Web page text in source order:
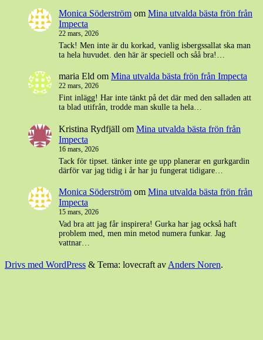
Monica Söderström om Mina utvalda bästa frön från
Impecta
22 mars, 2026
Tack! Men inte är du korkad, vanlig isbergssallat ska man
ta hela huvudet. den här är speciell och såå bra!…
maria Eld om Mina utvalda bästa frön från Impecta
22 mars, 2026
Fint inlägg! Har inte tänkt på det där med den salladen att
ta blad utifrån, trodde man skulle ta hela…
Kristina Rydfjäll om Mina utvalda bästa frön från
Impecta
16 mars, 2026
Tack för tipset. tänker inte ge upp planerar en gurkgardin
därför var jag tidig i år har ju fungerat tidigare…
Monica Söderström om Mina utvalda bästa frön från
Impecta
15 mars, 2026
Vad bra att jag får inspirera! Gurka har jag också haft
problem med, men min metod numera funkar. Jag
vattnar…
Drivs med WordPress & Tema: lovecraft av Anders Noren.